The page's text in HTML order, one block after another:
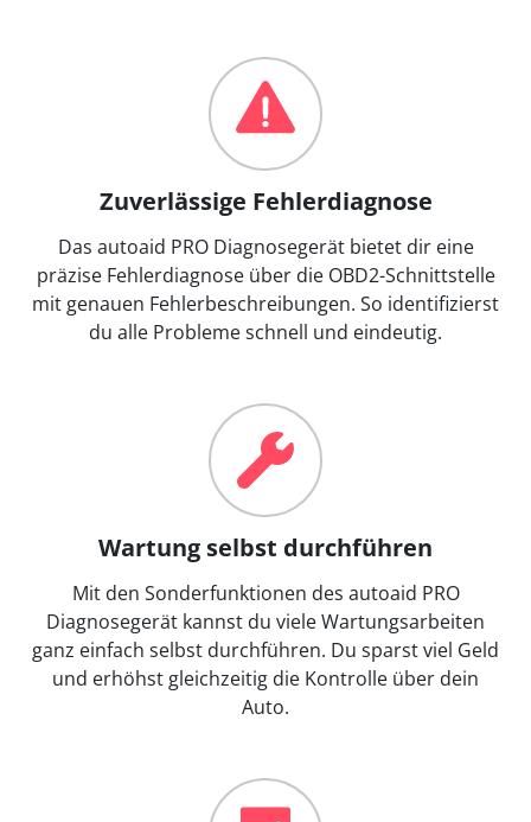
Zuverlässige Fehlerdiagnose
Das autoaid PRO Diagnosegerät bietet dir eine
präzise Fehlerdiagnose über die OBD2-Schnittstelle
mit genauen Fehlerbeschreibungen. So identifizierst
du alle Probleme schnell und eindeutig.
Wartung selbst durchführen
Mit den Sonderfunktionen des autoaid PRO
Diagnosegerät kannst du viele Wartungsarbeiten
ganz einfach selbst durchführen. Du sparst viel Geld
und erhöhst gleichzeitig die Kontrolle über dein
Auto.